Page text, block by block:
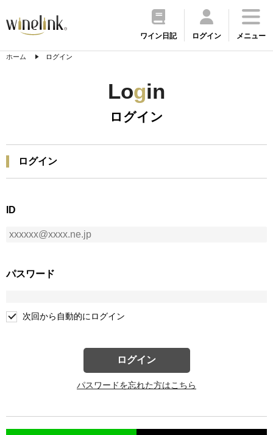
ワイン日記 ログイン メニュー
ホーム ログイン
Login
ログイン
ログイン
ID
パスワード
次回から自動的にログイン
ログイン
パスワードを忘れた方はこちら